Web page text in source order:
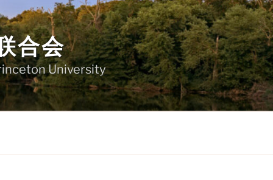
合会
University